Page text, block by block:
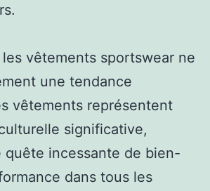
vêtements sportswear ne
une tendance
vêtements représentent
significative,
incessante de bien-
dans tous les